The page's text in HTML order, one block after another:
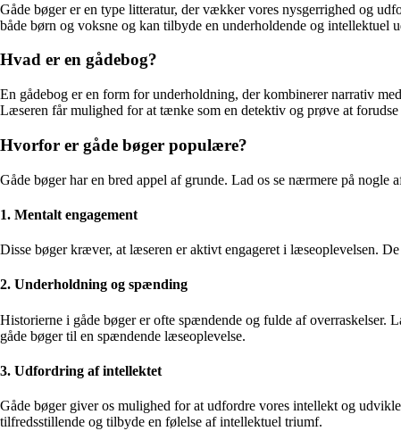
Gåde bøger er en type litteratur, der vækker vores nysgerrighed og
både børn og voksne og kan tilbyde en underholdende og intellektuel
Hvad er en gådebog?
En gådebog er en form for underholdning, der kombinerer narrativ
Læseren får mulighed for at tænke som en detektiv og prøve at forudse
Hvorfor er gåde bøger populære?
Gåde bøger har en bred appel af grunde. Lad os se nærmere på nogle
1. Mentalt engagement
Disse bøger kræver, at læseren er aktivt engageret i læseoplevelsen.
2. Underholdning og spænding
Historierne i gåde bøger er ofte spændende og fulde af
gåde bøger til en spændende læseoplevelse.
3. Udfordring af intellektet
Gåde bøger giver os mulighed for at udfordre vores intellekt og
tilfredsstillende og tilbyde en følelse af intellektuel triumf.